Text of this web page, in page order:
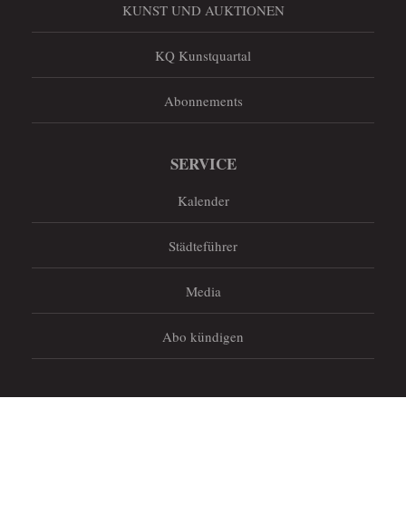
KUNST UND AUKTIONEN
KQ Kunstquartal
Abonnements
SERVICE
Kalender
Städteführer
Media
Abo kündigen